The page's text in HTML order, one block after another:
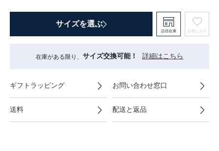
サイズを選ぶ
店頭在庫 お気に入り
在庫がある限り、 サイズ交換可能！ 詳細はこちら
ギフトラッピング お問い合わせ窓口
送料 配送と返品